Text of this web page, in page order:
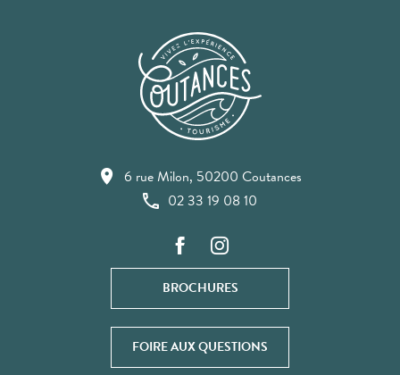
6 rue Milon, 50200 Coutances
02 33 19 08 10
BROCHURES
FOIRE AUX QUESTIONS